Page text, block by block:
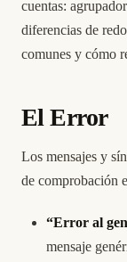
cuentas:
diferencias de
comunes y cómo
El Error
Los mensajes y
de comprobación
“Error al
mensaje